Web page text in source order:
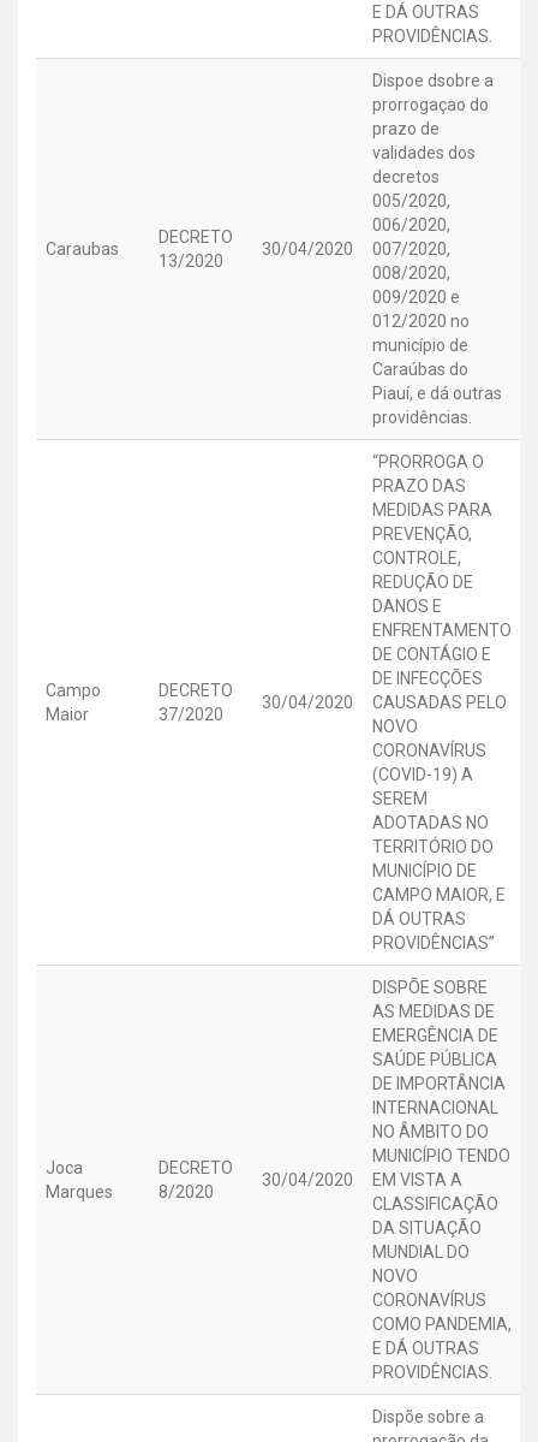
E DÁ OUTRAS
PROVIDÊNCIAS.
Caraubas
DECRETO
13/2020
30/04/2020
Dispoe dsobre a
prorrogaçao do
prazo de
validades dos
decretos
005/2020,
006/2020,
007/2020,
008/2020,
009/2020 e
012/2020 no
município de
Caraúbas do
Piauí, e dá outras
providências.
Campo
Maior
DECRETO
37/2020
30/04/2020
“PRORROGA O
PRAZO DAS
MEDIDAS PARA
PREVENÇÃO,
CONTROLE,
REDUÇÃO DE
DANOS E
ENFRENTAMENTO
DE CONTÁGIO E
DE INFECÇÕES
CAUSADAS PELO
NOVO
CORONAVÍRUS
(COVID-19) A
SEREM
ADOTADAS NO
TERRITÓRIO DO
MUNICÍPIO DE
CAMPO MAIOR, E
DÁ OUTRAS
PROVIDÊNCIAS”
Joca
Marques
DECRETO
8/2020
30/04/2020
DISPÕE SOBRE
AS MEDIDAS DE
EMERGÊNCIA DE
SAÚDE PÚBLICA
DE IMPORTÂNCIA
INTERNACIONAL
NO ÂMBITO DO
MUNICÍPIO TENDO
EM VISTA A
CLASSIFICAÇÃO
DA SITUAÇÃO
MUNDIAL DO
NOVO
CORONAVÍRUS
COMO PANDEMIA,
E DÁ OUTRAS
PROVIDÊNCIAS.
Dispõe sobre a